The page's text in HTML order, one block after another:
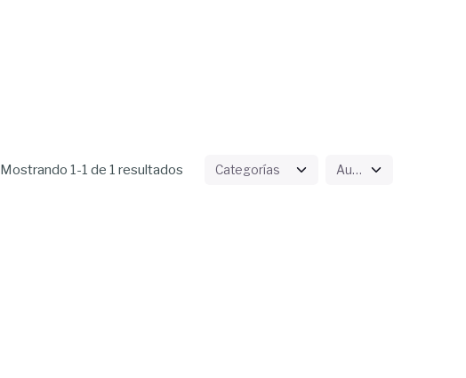
Mostrando 1-1 de 1 resultados